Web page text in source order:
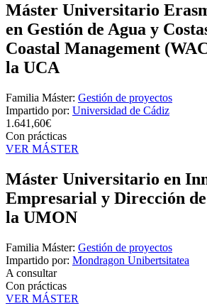
Máster Universitario
en Gestión de Agua y
Coastal Management
la UCA
Familia Máster: Gestión de proyectos
Impartido por: Universidad de Cádiz
1.641,60€
Con prácticas
VER MÁSTER
Máster Universitario en
Empresarial y Dirección
la UMON
Familia Máster: Gestión de proyectos
Impartido por: Mondragon Unibertsitatea
A consultar
Con prácticas
VER MÁSTER